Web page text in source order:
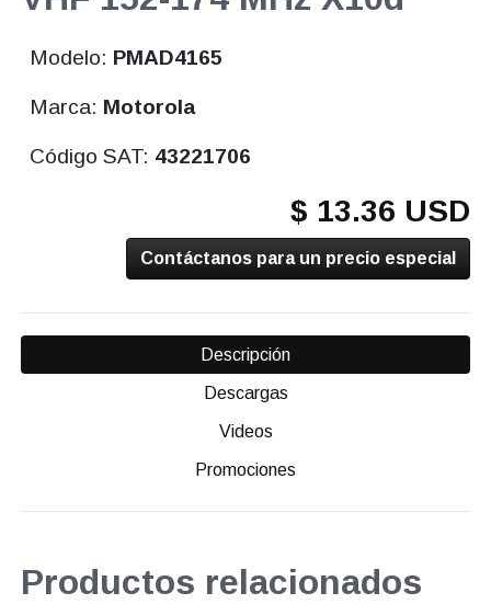
Modelo: PMAD4165
Marca: Motorola
Código SAT: 43221706
$ 13.36 USD
Contáctanos para un precio especial
Descripción
Descargas
Videos
Promociones
Productos relacionados